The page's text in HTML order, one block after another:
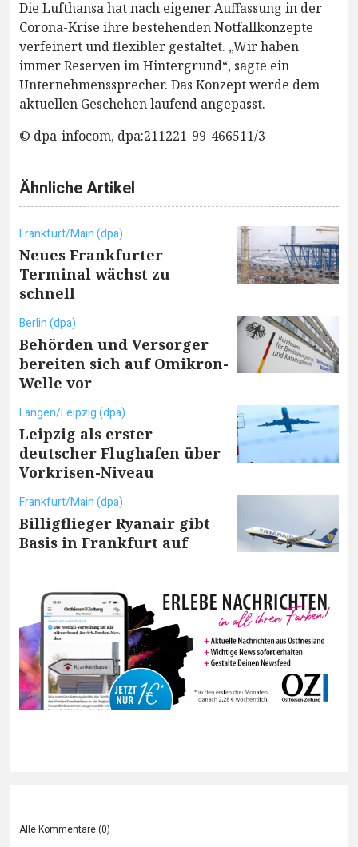
Die Lufthansa hat nach eigener Auffassung in der
Corona-Krise ihre bestehenden Notfallkonzepte
verfeinert und flexibler gestaltet. „Wir haben
immer Reserven im Hintergrund“, sagte ein
Unternehmenssprecher. Das Konzept werde dem
aktuellen Geschehen laufend angepasst.
© dpa-infocom, dpa:211221-99-466511/3
Ähnliche Artikel
Frankfurt/Main (dpa)
Neues Frankfurter
Terminal wächst zu
schnell
Berlin (dpa)
Behörden und Versorger
bereiten sich auf Omikron-
Welle vor
Langen/Leipzig (dpa)
Leipzig als erster
deutscher Flughafen über
Vorkrisen-Niveau
Frankfurt/Main (dpa)
Billigflieger Ryanair gibt
Basis in Frankfurt auf
Alle Kommentare (0)